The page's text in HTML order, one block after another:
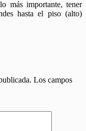
más importante, tener
hasta el piso (alto)
Los campos